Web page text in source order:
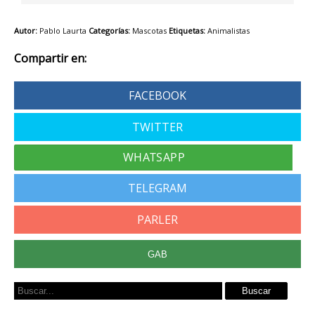
Autor: Pablo Laurta Categorías: Mascotas Etiquetas: Animalistas
Compartir en:
FACEBOOK
TWITTER
TELEGRAM
PARLER
GAB